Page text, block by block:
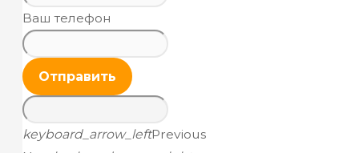
Ваш телефон
Отправить
keyboard_arrow_leftPrevious